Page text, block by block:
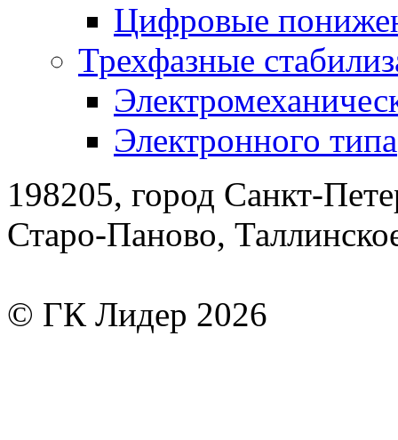
Цифровые
Трехфазные
Электронного типа
198205, город Санкт-
Старо-Паново,
© ГК Лидер 2026